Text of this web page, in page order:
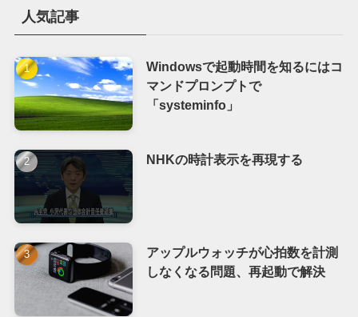
人気記事
Windowsで起動時間を知るにはコ
マンドプロンプトで
「systeminfo」
NHKの時計表示を再現する
アップルウォッチが心拍数を計測
しなくなる問題、再起動で解決